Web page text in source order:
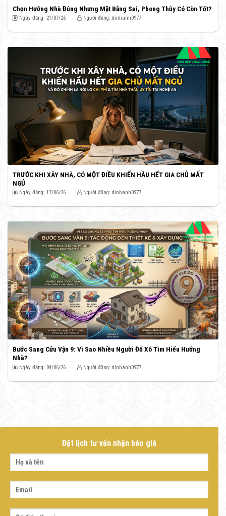
Chọn Hướng Nhà Đúng Nhưng Mặt Bằng Sai, Phong Thủy Có Còn Tốt?
Ngày đăng: 21/07/26 Người đăng: dinhanh0977
TRƯỚC KHI XÂY NHÀ, CÓ MỘT ĐIỀU KHIẾN HẦU HẾT GIA CHỦ MẤT
NGỦ
Ngày đăng: 17/06/26 Người đăng: dinhanh0977
Bước Sang Cửu Vận 9: Vì Sao Nhiều Người Đổ Xô Tìm Hiểu Hướng
Nhà?
Ngày đăng: 04/06/26 Người đăng: dinhanh0977
Đặt lịch tư vấn nhận báo giá